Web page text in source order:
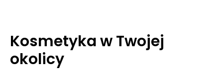
Kosmetyka w Twojej
okolicy